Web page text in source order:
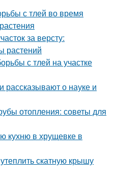
с тлей во время
за версту:
растений
с тлей на участке
рассказывают о науке и
отопления: советы для
кухню в хрущевке в
скатную крышу